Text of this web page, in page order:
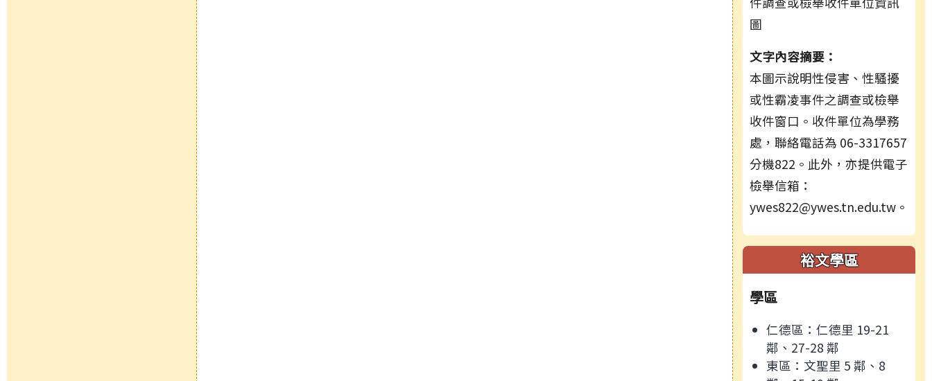
文字內容摘要：
本圖示說明性侵害、性騷擾
或性霸凌事件之調查或檢舉
收件窗口。收件單位為學務
處，聯絡電話為 06-3317657
分機822。此外，亦提供電子
檢舉信箱：
ywes822@ywes.tn.edu.tw。
裕文學區
學區
仁德區：仁德里 19-21
鄰、27-28 鄰
東區：文聖里 5 鄰、8